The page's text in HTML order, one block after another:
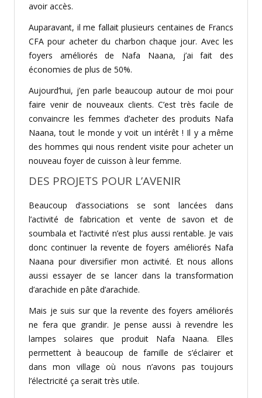
avoir accès.
Auparavant, il me fallait plusieurs centaines de Francs
CFA pour acheter du charbon chaque jour. Avec les
foyers améliorés de Nafa Naana, j’ai fait des
économies de plus de 50%.
Aujourd’hui, j’en parle beaucoup autour de moi pour
faire venir de nouveaux clients. C’est très facile de
convaincre les femmes d’acheter des produits Nafa
Naana, tout le monde y voit un intérêt ! Il y a même
des hommes qui nous rendent visite pour acheter un
nouveau foyer de cuisson à leur femme.
DES PROJETS POUR L’AVENIR
Beaucoup d’associations se sont lancées dans
l’activité de fabrication et vente de savon et de
soumbala et l’activité n’est plus aussi rentable. Je vais
donc continuer la revente de foyers améliorés Nafa
Naana pour diversifier mon activité. Et nous allons
aussi essayer de se lancer dans la transformation
d’arachide en pâte d’arachide.
Mais je suis sur que la revente des foyers améliorés
ne fera que grandir. Je pense aussi à revendre les
lampes solaires que produit Nafa Naana. Elles
permettent à beaucoup de famille de s’éclairer et
dans mon village où nous n’avons pas toujours
l’électricité ça serait très utile.